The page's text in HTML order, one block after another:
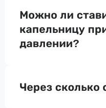
Можно ли
капельницу
давлении?
Через сколько